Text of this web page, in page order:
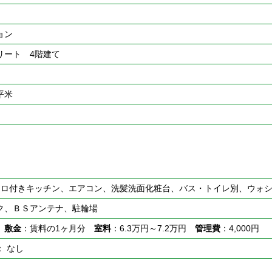
ン
ート 4階建て
米
付きキッチン、エアコン、洗髪洗面化粧台、バス・トイレ別、ウォ
、ＢＳアンテナ、駐輪場
敷金：賃料の1ヶ月分 室料：6.3万円～7.2万円 管理費：4,000円
なし